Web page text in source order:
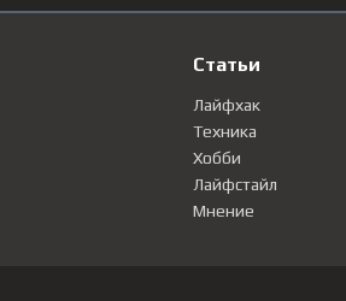
Статьи
Лайфхак
Техника
Хобби
Лайфстайл
Мнение